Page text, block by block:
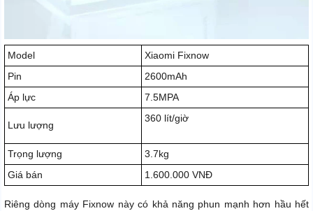
Model
Xiaomi Fixnow
Pin
2600mAh
Áp lực
7.5MPA
Lưu lượng
360 lít/giờ
Trọng lượng
3.7kg
Giá bán
1.600.000 VNĐ
Riêng dòng máy Fixnow này có khả năng phun mạnh hơn hầu hết